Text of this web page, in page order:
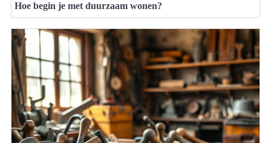
Hoe begin je met duurzaam wonen?